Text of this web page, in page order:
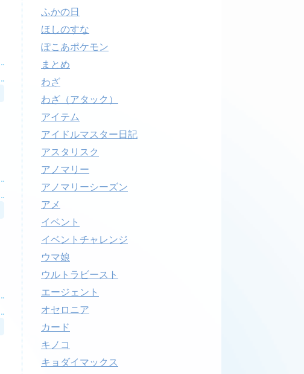
ふかの日
ほしのすな
ぽこあポケモン
まとめ
わざ
わざ（アタック）
アイテム
アイドルマスター日記
アスタリスク
アノマリー
アノマリーシーズン
アメ
イベント
イベントチャレンジ
ウマ娘
ウルトラビースト
エージェント
オセロニア
カード
キノコ
キョダイマックス